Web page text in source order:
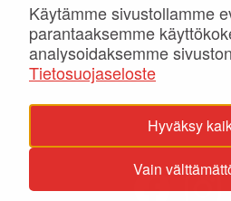
Käytämme sivustollamme
parantaaksemme
analysoidaksemme
Tietosuojaseloste
Hyväksy
Vain